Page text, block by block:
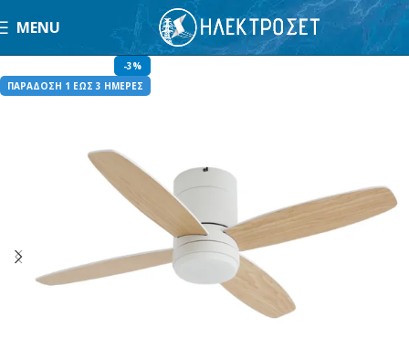
MENU
-3%
ΠΑΡΑΔΟΣΗ 1 ΕΩΣ 3 ΗΜΕΡΕΣ